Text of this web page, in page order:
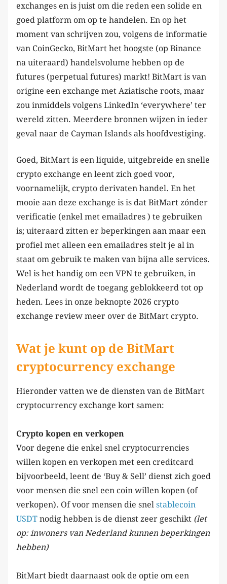
exchanges en is juist om die reden een solide en
goed platform om op te handelen. En op het
moment van schrijven zou, volgens de informatie
van CoinGecko, BitMart het hoogste (op Binance
na uiteraard) handelsvolume hebben op de
futures (perpetual futures) markt! BitMart is van
origine een exchange met Aziatische roots, maar
zou inmiddels volgens LinkedIn ‘everywhere’ ter
wereld zitten. Meerdere bronnen wijzen in ieder
geval naar de Cayman Islands als hoofdvestiging.
Goed, BitMart is een liquide, uitgebreide en snelle
crypto exchange en leent zich goed voor,
voornamelijk, crypto derivaten handel. En het
mooie aan deze exchange is is dat BitMart zónder
verificatie (enkel met emailadres ) te gebruiken
is; uiteraard zitten er beperkingen aan maar een
profiel met alleen een emailadres stelt je al in
staat om gebruik te maken van bijna alle services.
Wel is het handig om een VPN te gebruiken, in
Nederland wordt de toegang geblokkeerd tot op
heden. Lees in onze beknopte 2026 crypto
exchange review meer over de BitMart crypto.
Wat je kunt op de BitMart
cryptocurrency exchange
Hieronder vatten we de diensten van de BitMart
cryptocurrency exchange kort samen:
Crypto kopen en verkopen
Voor degene die enkel snel cryptocurrencies
willen kopen en verkopen met een creditcard
bijvoorbeeld, leent de ‘Buy & Sell’ dienst zich goed
voor mensen die snel een coin willen kopen (of
verkopen). Of voor mensen die snel stablecoin
USDT nodig hebben is de dienst zeer geschikt (let
op: inwoners van Nederland kunnen beperkingen
hebben)
BitMart biedt daarnaast ook de optie om een